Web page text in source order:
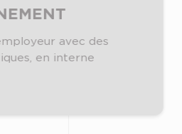
avec des
en interne